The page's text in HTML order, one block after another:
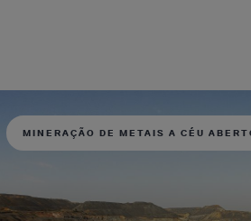
MINERAÇÃO DE METAIS A CÉU